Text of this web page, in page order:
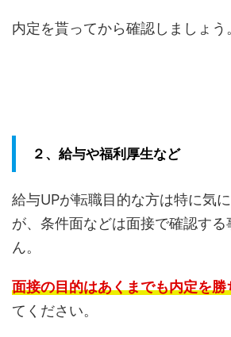
内定を貰ってから確認しましょう
２、給与や福利厚生など
給与UPが転職目的な方は特に気
が、条件面などは面接で確認す
ん。
面接の目的はあくまでも内定を
てください。